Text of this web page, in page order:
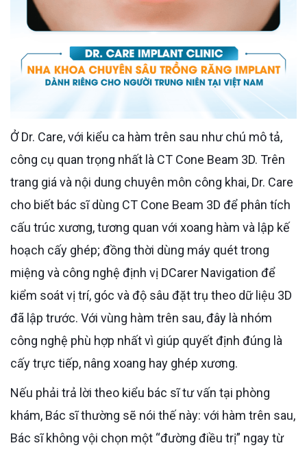
Ở Dr. Care, với kiểu ca hàm trên sau như chú mô tả,
công cụ quan trọng nhất là CT Cone Beam 3D. Trên
trang giá và nội dung chuyên môn công khai, Dr. Care
cho biết bác sĩ dùng CT Cone Beam 3D để phân tích
cấu trúc xương, tương quan với xoang hàm và lập kế
hoạch cấy ghép; đồng thời dùng máy quét trong
miệng và công nghệ định vị DCarer Navigation để
kiểm soát vị trí, góc và độ sâu đặt trụ theo dữ liệu 3D
đã lập trước. Với vùng hàm trên sau, đây là nhóm
công nghệ phù hợp nhất vì giúp quyết định đúng là
cấy trực tiếp, nâng xoang hay ghép xương.
Nếu phải trả lời theo kiểu bác sĩ tư vấn tại phòng
khám, Bác sĩ thường sẽ nói thế này: với hàm trên sau,
Bác sĩ không vội chọn một “đường điều trị” ngay từ